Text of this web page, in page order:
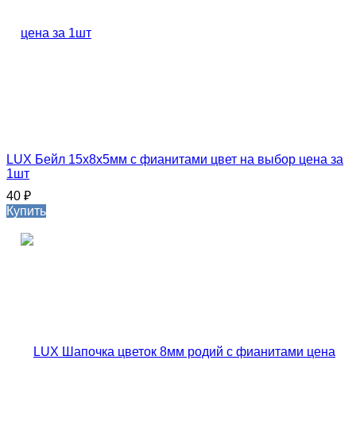
LUX Бейл 15х8х5мм с фианитами цвет на выбор цена за
1шт
40 ₽
Купить